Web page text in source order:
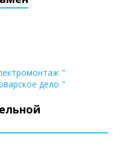
"
дело "